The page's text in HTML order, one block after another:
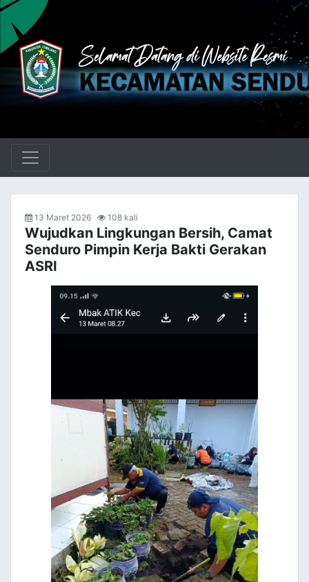
13 Maret 2026 108 kali
Wujudkan Lingkungan Bersih, Camat
Senduro Pimpin Kerja Bakti Gerakan
ASRI